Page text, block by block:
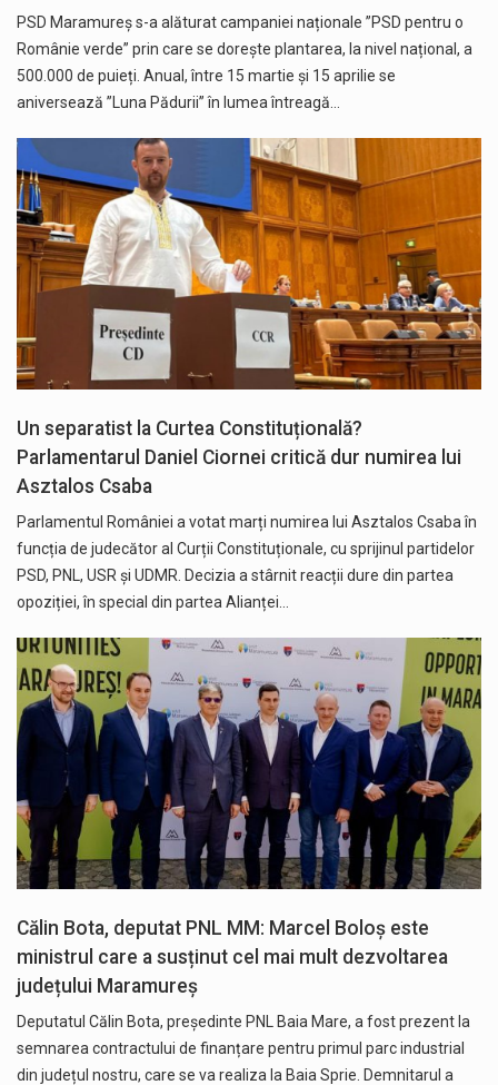
PSD Maramureș s-a alăturat campaniei naționale ”PSD pentru o
Românie verde” prin care se dorește plantarea, la nivel național, a
500.000 de puieți. Anual, între 15 martie și 15 aprilie se
aniversează ”Luna Pădurii” în lumea întreagă…
Un separatist la Curtea Constituțională?
Parlamentarul Daniel Ciornei critică dur numirea lui
Asztalos Csaba
Parlamentul României a votat marți numirea lui Asztalos Csaba în
funcția de judecător al Curții Constituționale, cu sprijinul partidelor
PSD, PNL, USR și UDMR. Decizia a stârnit reacții dure din partea
opoziției, în special din partea Alianței…
Călin Bota, deputat PNL MM: Marcel Boloș este
ministrul care a susținut cel mai mult dezvoltarea
județului Maramureș
Deputatul Călin Bota, președinte PNL Baia Mare, a fost prezent la
semnarea contractului de finanțare pentru primul parc industrial
din județul nostru, care se va realiza la Baia Sprie. Demnitarul a